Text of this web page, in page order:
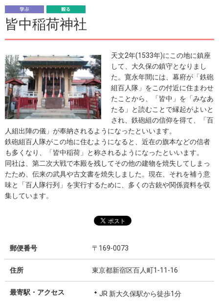
ぶ
る
皆中稲荷神社
天文2年(1533年)にこの地に鎮座
して、大久保の鎮守となりまし
た。寛永年間には、幕府が「鉄砲
組百人隊」をこの付近に住まわせ
たことから、「皆中」を「みなあ
たる」と読むことで縁起がよいと
され、鉄砲組の信仰を得て、「百
人組出陣の儀」が奉納されるようになったといいます。
鉄砲組百人隊がこの地に住むようになると、近在の旗本などの信者
も多くなり、「皆中稲荷」と称されるようになったといいます。
同社は、第二次大戦で本殿を残してその他の建物を焼失してしまっ
たため、伝来の武具や古文書を焼失しました。現在、それを補う意
味と「百人隊行列」を実行するために、多くの古銃や関係資料を収
集しています。
郵便番号 〒169-0073
住所 東京都新宿区百人町1-11-16
最寄駅・アクセス
JR 新大久保駅から徒歩1分